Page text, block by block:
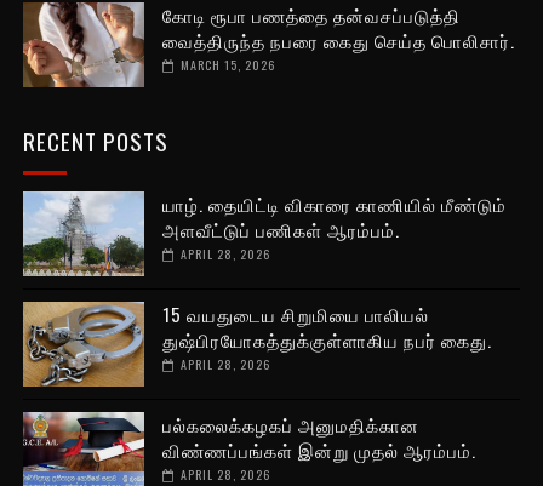
கோடி ரூபா பணத்தை தன்வசப்படுத்தி
வைத்திருந்த நபரை கைது செய்த பொலிசார்.
MARCH 15, 2026
RECENT POSTS
யாழ். தையிட்டி விகாரை காணியில் மீண்டும்
அளவீட்டுப் பணிகள் ஆரம்பம்.
APRIL 28, 2026
15 வயதுடைய சிறுமியை பாலியல்
துஷ்பிரயோகத்துக்குள்ளாகிய நபர் கைது.
APRIL 28, 2026
பல்கலைக்கழகப் அனுமதிக்கான
விண்ணப்பங்கள் இன்று முதல் ஆரம்பம்.
APRIL 28, 2026